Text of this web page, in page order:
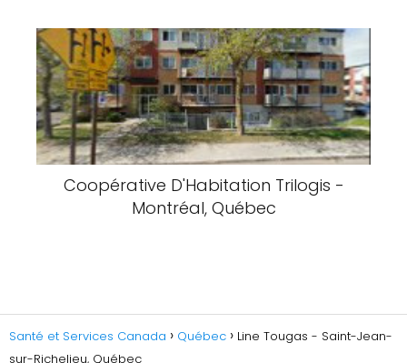
Coopérative D'Habitation Trilogis -
Montréal, Québec
Santé et Services Canada Québec
Line Tougas - Saint-Jean-
sur-Richelieu, Québec